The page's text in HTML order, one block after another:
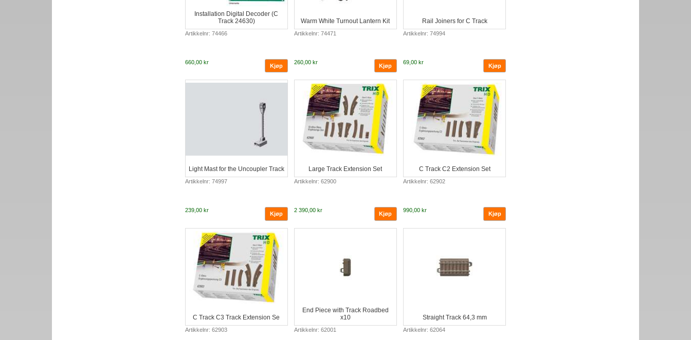
Installation Digital Decoder (C
Track 24630)
Artikkelnr: 74466
660,00 kr
Warm White Turnout Lantern Kit
Artikkelnr: 74471
260,00 kr
Rail Joiners for C Track
Artikkelnr: 74994
69,00 kr
Light Mast for the Uncoupler Track
Artikkelnr: 74997
239,00 kr
Large Track Extension Set
Artikkelnr: 62900
2 390,00 kr
C Track C2 Extension Set
Artikkelnr: 62902
990,00 kr
C Track C3 Track Extension Se
Artikkelnr: 62903
End Piece with Track Roadbed
x10
Artikkelnr: 62001
Straight Track 64,3 mm
Artikkelnr: 62064